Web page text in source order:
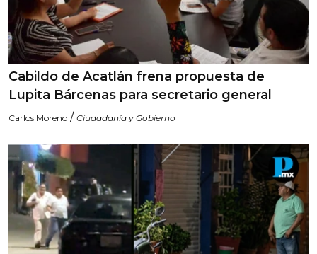
Cabildo de Acatlán frena propuesta de
Lupita Bárcenas para secretario general
Carlos Moreno / Ciudadanía y Gobierno